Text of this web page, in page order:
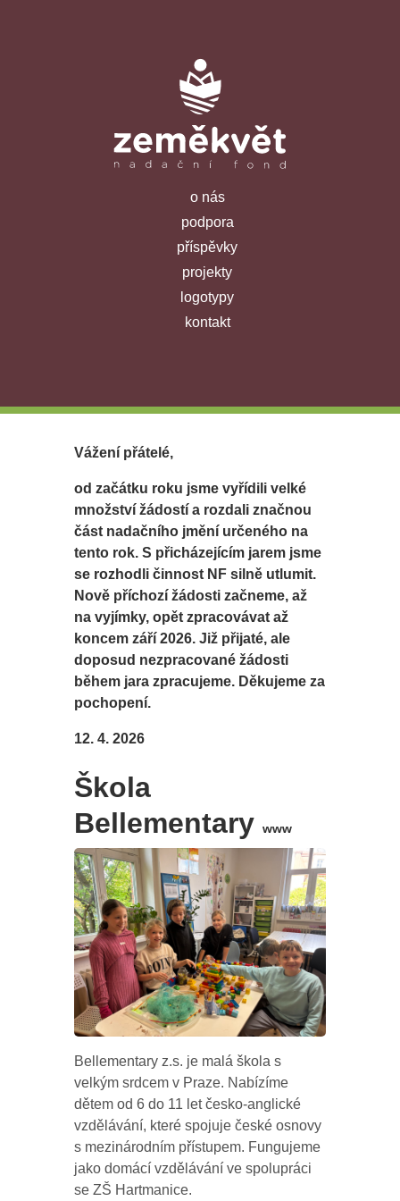
o nás
podpora
příspěvky
projekty
logotypy
kontakt
Vážení přátelé,
od začátku roku jsme vyřídili velké
množství žádostí a rozdali značnou
část nadačního jmění určeného na
tento rok. S přicházejícím jarem jsme
se rozhodli činnost NF silně utlumit.
Nově příchozí žádosti začneme, až
na vyjímky, opět zpracovávat až
koncem září 2026. Již přijaté, ale
doposud nezpracované žádosti
během jara zpracujeme. Děkujeme za
pochopení.
12. 4. 2026
Škola
Bellementarywww
Bellementary z.s. je malá škola s
velkým srdcem v Praze. Nabízíme
dětem od 6 do 11 let česko-anglické
vzdělávání, které spojuje české osnovy
s mezinárodním přístupem. Fungujeme
jako domácí vzdělávání ve spolupráci
se ZŠ Hartmanice.